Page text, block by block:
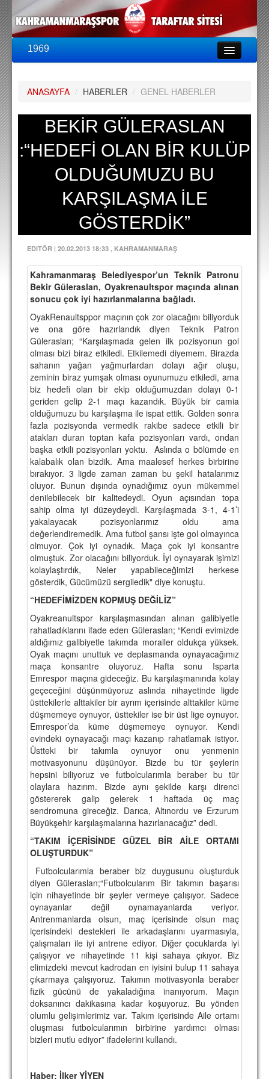
1969
PUAN DURUMU
FİKSTÜR
A TAKIM KADROSU
TEKNİK KADRO
TRANSFERLER
BİLETLER
DEPLASMAN
LİSANSLI ÜRÜNLER
MULTİMEDYA
FOTOĞRAF & VİDEOLAR
MARŞ & TEZAHÜRATLAR
KULÜP
AMBLEM
SPOR TESİSLERİ
YÖNETİM KURULU
PERSONEL
SPONSORLAR
TARİHÇE
TARİHİ BAŞARILAR
BASINDAN
KUPA MAÇLARI
ESKi BAŞKANLAR
ESKİ HOCALAR
HAKKIMIZDA
MİSYON
HAKKIMIZDA
İRTİBAT
SİTE İSTATİSTİKLERİ
REKLAM YAYINI
ANASAYFA / HABERLER / GENEL HABERLER
BEKİR GÜLERASLAN
:“HEDEFİ OLAN BİR KULÜP
OLDUĞUMUZU BU
KARŞILAŞMA İLE
GÖSTERDİK”
EDITÖR | 20.02.2013 18:33 , KAHRAMANMARAŞ
Kahramanmaraş Belediyespor’un Teknik Patronu
Bekir Güleraslan, Oyakrenaultspor maçında alınan
sonucu çok iyi hazırlanmalarına bağladı.
OyakRenaultsppor maçının çok zor olacağını biliyorduk
ve ona göre hazırlandık diyen Teknik Patron
Güleraslan; “Karşılaşmada gelen ilk pozisyonun gol
olması bizi biraz etkiledi. Etkilemedi diyemem. Birazda
sahanın yağan yağmurlardan dolayı ağır oluşu,
zeminin biraz yumşak olması oyunumuzu etkiledi, ama
biz hedefi olan bir ekip olduğumuzdan dolayı 0-1
geriden gelip 2-1 maçı kazandık. Büyük bir camia
olduğumuzu bu karşılaşma ile ispat ettik. Golden sonra
fazla pozisyonda vermedik rakibe sadece etkili bir
atakları duran toptan kafa pozisyonları vardı, ondan
başka etkili pozisyonları yoktu. Aslında o bölümde en
kalabalık olan bizdik. Ama maalesef herkes birbirine
bırakıyor. 3 ligde zaman zaman bu şekil hatalarımız
oluyor. Bunun dışında oynadığımız oyun mükemmel
denilebilecek bir kalitedeydi. Oyun açısından topa
sahip olma iyi düzeydeydi. Karşılaşmada 3-1, 4-1’i
yakalayacak pozisyonlarımız oldu ama
değerlendiremedik. Ama futbol şansı işte gol olmayınca
olmuyor. Çok iyi oynadık. Maça çok iyi konsantre
olmuştuk. Zor olacağını biliyorduk. İyi oynayarak işimizi
kolaylaştırdık, Neler yapabileceğimizi herkese
gösterdik, Gücümüzü sergiledik" diye konuştu.
“HEDEFİMİZDEN KOPMUŞ DEĞİLİZ”
Oyakreanultspor karşılaşmasından alınan galibiyetle
rahatladıklarını ifade eden Güleraslan; “Kendi evimizde
aldığımız galibiyetle takımda moraller oldukça yüksek.
Oyak maçını unuttuk ve deplasmanda oynayacağımız
maça konsantre oluyoruz. Hafta sonu Isparta
Emrespor maçına gideceğiz. Bu karşılaşmanında kolay
geçeceğini düşünmüyoruz aslında nihayetinde ligde
üsttekilerle alttakiler bir ayrım içerisinde alttakiler küme
düşmemeye oynuyor, üsttekiler ise bir üst lige oynuyor.
Emrespor’da küme düşmemeye oynuyor. Kendi
evindeki oynayacağı maçı kazanıp rahatlamak istiyor.
Üstteki bir takımla oynuyor onu yenmenin
motivasyonunu düşünüyor. Bizde bu tür şeylerin
hepsini biliyoruz ve futbolcularımla beraber bu tür
olaylara hazırım. Bizde aynı şekilde karşı direnci
göstererek galip gelerek 1 haftada üç maç
sendromuna gireceğiz. Darıca, Altınordu ve Erzurum
Büyükşehir karşılaşmalarına hazırlanacağız” dedi.
“TAKIM İÇERİSİNDE GÜZEL BİR AİLE ORTAMI
OLUŞTURDUK”
Futbolcularımla beraber biz duygusunu oluşturduk
diyen Güleraslan;“Futbolcularım Bir takımın başarısı
için nihayetinde bir şeyler vermeye çalışıyor. Sadece
oynayanlar değil oynamayanlarda veriyor.
Antrenmanlarda olsun, maç içerisinde olsun maç
içerisindeki destekleri ile arkadaşlarını uyarmasıyla,
çalışmaları ile iyi antrene ediyor. Diğer çocuklarda iyi
çalışıyor ve nihayetinde 11 kişi sahaya çıkıyor. Biz
elimizdeki mevcut kadrodan en iyisini bulup 11 sahaya
çıkarmaya çalışıyoruz. Takımın motivasyonla beraber
fizik gücünü de yakaladığına inanıyorum. Maçın
doksanıncı dakikasına kadar koşuyoruz. Bu yönden
olumlu gelişimlerimiz var. Takım içerisinde Aile ortamı
oluşması futbolcularımın birbirine yardımcı olması
bizleri mutlu ediyor” ifadelerini kullandı.
Haber: İlker YİYEN